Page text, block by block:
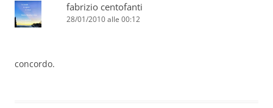
fabrizio centofanti
28/01/2010 alle 00:12
concordo.